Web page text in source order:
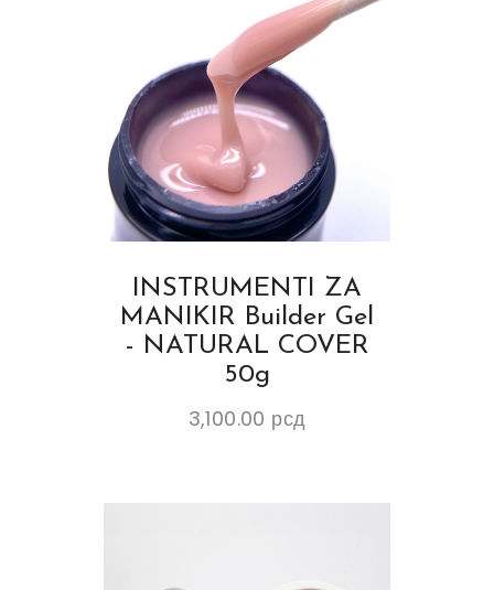
INSTRUMENTI ZA
MANIKIR Builder Gel
- NATURAL COVER
50g
3,100.00 рсд